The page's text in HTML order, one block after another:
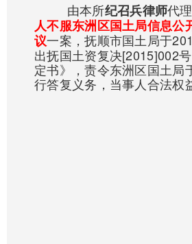
由本所纪召兵律师代
人不服东洲区国土局信息公
议一案，抚顺市国土局于
出抚国土资复决[2015]002
定书》，责令东洲区国土局
行答复义务，当事人合法权